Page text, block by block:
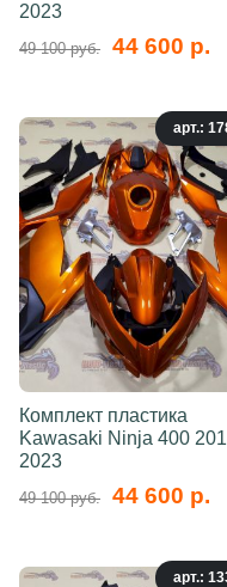
2023
49 100 руб. 44 600 р.
арт.:
Комплект пластика
Kawasaki Ninja 400
2023
49 100 руб. 44 600 р.
арт.: